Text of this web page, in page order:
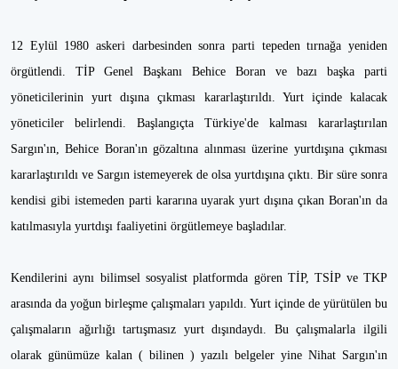
12 Eylül 1980 askeri darbesinden sonra parti tepeden tırnağa yeniden
örgütlendi. TİP Genel Başkanı Behice Boran ve bazı başka parti
yöneticilerinin yurt dışına çıkması kararlaştırıldı. Yurt içinde kalacak
yöneticiler belirlendi. Başlangıçta Türkiye'de kalması kararlaştırılan
Sargın'ın, Behice Boran'ın gözaltına alınması üzerine yurtdışına çıkması
kararlaştırıldı ve Sargın istemeyerek de olsa yurtdışına çıktı. Bir süre sonra
kendisi gibi istemeden parti kararına uyarak yurt dışına çıkan Boran'ın da
katılmasıyla yurtdışı faaliyetini örgütlemeye başladılar.
Kendilerini aynı bilimsel sosyalist platformda gören TİP, TSİP ve TKP
arasında da yoğun birleşme çalışmaları yapıldı. Yurt içinde de yürütülen bu
çalışmaların ağırlığı tartışmasız yurt dışındaydı. Bu çalışmalarla ilgili
olarak günümüze kalan ( bilinen ) yazılı belgeler yine Nihat Sargın'ın